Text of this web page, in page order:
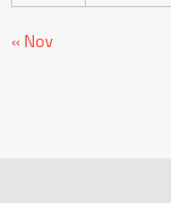
« Nov